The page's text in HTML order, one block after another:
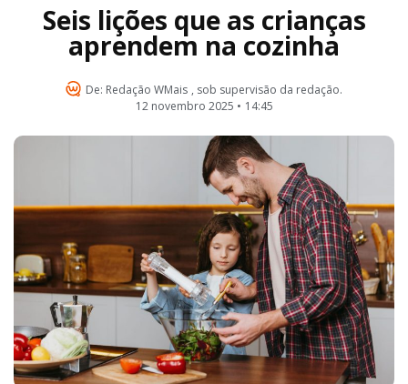
Seis lições que as crianças
aprendem na cozinha
De: Redação WMais , sob supervisão da redação.
12 novembro 2025 • 14:45